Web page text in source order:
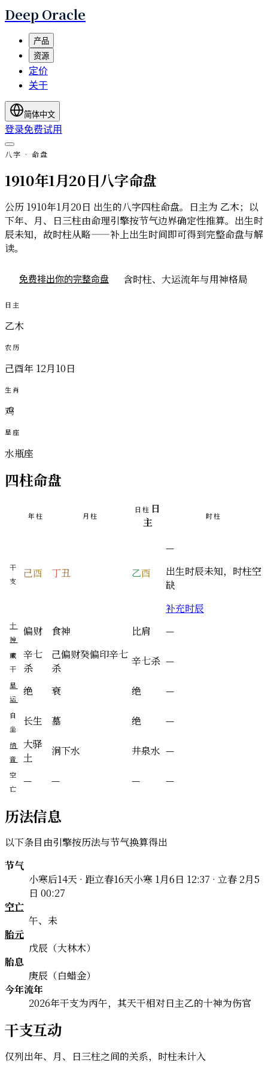
Deep Oracle
产品
资源
定价
关于
简体中文
登录免费试用
八字 · 命盘
1910年1月20日八字命盘
公历 1910年1月20日 出生的八字四柱命盘。日主为 乙木；以
下年、月、日三柱由命理引擎按节气边界确定性推算。出生时
辰未知，故时柱从略——补上出生时间即可得到完整命盘与解
读。
免费排出你的完整命盘 含时柱、大运流年与用神格局
日主
乙木
农历
己酉年 12月10日
生肖
鸡
星座
水瓶座
四柱命盘
年柱 月柱
日柱 日
主
时柱
干
支
己酉 丁丑 乙酉
—
出生时辰未知，时柱空
缺
补充时辰
十
神
偏财 食神 比肩 —
藏
干
辛七
杀
己偏财癸偏印辛七
杀
辛七杀 —
星
运
绝 衰 绝 —
自
坐
长生 墓 绝 —
纳
音
大驿
土
涧下水 井泉水 —
空
亡
— — — —
历法信息
以下条目由引擎按历法与节气换算得出
节气
小寒后14天 · 距立春16天小寒 1月6日 12:37 · 立春 2月5
日 00:27
空亡
午、未
胎元
戊辰（大林木）
胎息
庚辰（白蜡金）
今年流年
2026年干支为丙午，其天干相对日主乙的十神为伤官
干支互动
仅列出年、月、日三柱之间的关系，时柱未计入